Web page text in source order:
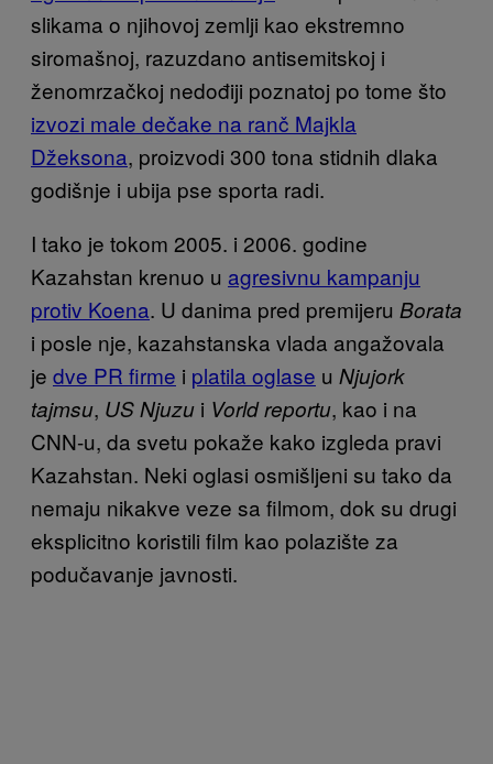
slikama o njihovoj zemlji kao ekstremno
siromašnoj, razuzdano antisemitskoj i
ženomrzačkoj nedođiji poznatoj po tome što
izvozi male dečake na ranč Majkla
Džeksona, proizvodi 300 tona stidnih dlaka
godišnje i ubija pse sporta radi.
I tako je tokom 2005. i 2006. godine
Kazahstan krenuo u agresivnu kampanju
protiv Koena. U danima pred premijeru Borata
i posle nje, kazahstanska vlada angažovala
je dve PR firme i platila oglase u Njujork
tajmsu, US Njuzu i Vorld reportu, kao i na
CNN-u, da svetu pokaže kako izgleda pravi
Kazahstan. Neki oglasi osmišljeni su tako da
nemaju nikakve veze sa filmom, dok su drugi
eksplicitno koristili film kao polazište za
podučavanje javnosti.